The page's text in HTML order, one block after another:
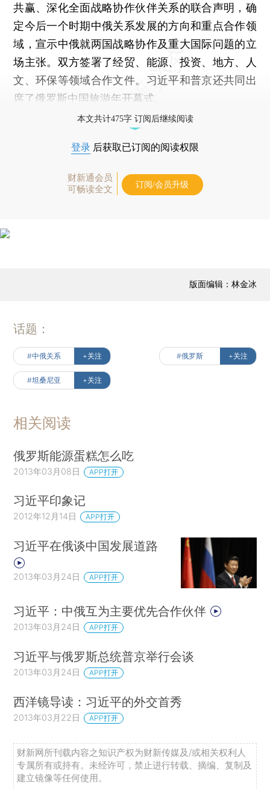
共赢、深化全面战略协作伙伴关系的联合声明，确
定今后一个时期中俄关系发展的方向和重点合作领
域，宣示中俄就两国战略协作及重大国际问题的立
场主张。双方签署了经贸、能源、投资、地方、人
文、环保等领域合作文件。习近平和普京还共同出
席了俄罗斯中国旅游年开幕式。
本文共计475字 订阅后继续阅读
登录 后获取已订阅的阅读权限
财新通会员
可畅读全文
订阅/会员升级
版面编辑：林金冰
话题：
#中俄关系 +关注 #俄罗斯 +关注
#坦桑尼亚 +关注
相关阅读
俄罗斯能源蛋糕怎么吃
2013年03月08日 APP打开
习近平印象记
2012年12月14日 APP打开
习近平在俄谈中国发展道路
2013年03月24日 APP打开
习近平：中俄互为主要优先合作伙伴
2013年03月24日 APP打开
习近平与俄罗斯总统普京举行会谈
2013年03月24日 APP打开
西洋镜导读：习近平的外交首秀
2013年03月22日 APP打开
财新网所刊载内容之知识产权为财新传媒及/或相关权利人
专属所有或持有。未经许可，禁止进行转载、摘编、复制及
建立镜像等任何使用。